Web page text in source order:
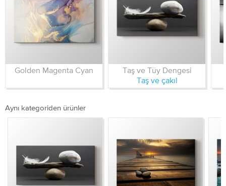
Golden Magenta Cyan
Taş ve Tüy Dengesi
Taş ve çakıl
Aynı kategoriden ürünler